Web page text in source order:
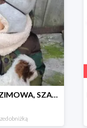
CZAPKA TEDDY ZIMOWA, SZARA
obniżką